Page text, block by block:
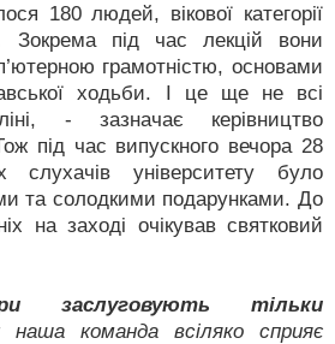
180 людей, вікової категорії
Зокрема під час лекцій вони
грамотністю, основами
ходьби. І це ще не всі
- зазначає керівництво
було
та солодкими подарунками. До
на заході очікував святковий
заслуговують тільки
наша команда всіляко сприяє